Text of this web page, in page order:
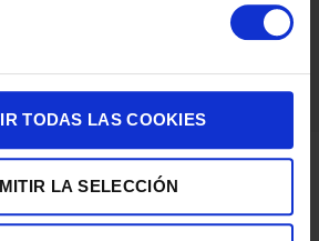
TODAS LAS COOKIES
LA SELECCIÓN
120,00€